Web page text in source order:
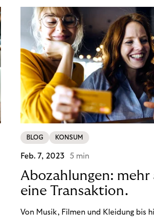
BLOG KONSUM
Feb. 7, 2023 5 min
Abozahlungen: mehr
eine Transaktion.
Von Musik, Filmen und Kleidung bis